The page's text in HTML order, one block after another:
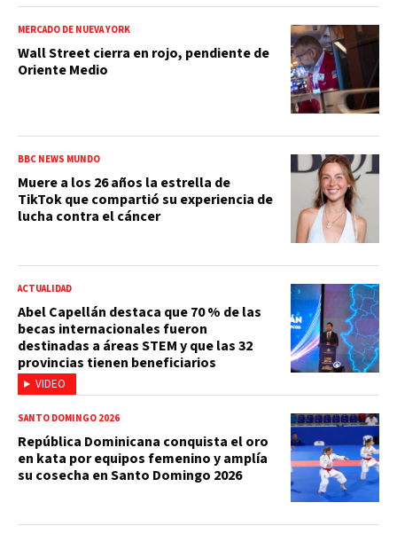
MERCADO DE NUEVA YORK
Wall Street cierra en rojo, pendiente de
Oriente Medio
BBC NEWS MUNDO
Muere a los 26 años la estrella de
TikTok que compartió su experiencia de
lucha contra el cáncer
VIDEO
ACTUALIDAD
Abel Capellán destaca que 70 % de las
becas internacionales fueron
destinadas a áreas STEM y que las 32
provincias tienen beneficiarios
SANTO DOMINGO 2026
República Dominicana conquista el oro
en kata por equipos femenino y amplía
su cosecha en Santo Domingo 2026